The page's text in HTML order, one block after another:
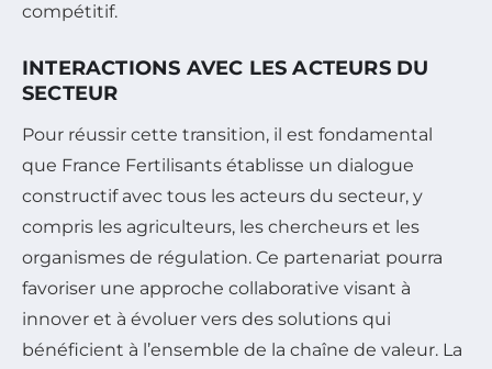
compétitif.
INTERACTIONS AVEC LES ACTEURS DU
SECTEUR
Pour réussir cette transition, il est fondamental
que France Fertilisants établisse un dialogue
constructif avec tous les acteurs du secteur, y
compris les agriculteurs, les chercheurs et les
organismes de régulation. Ce partenariat pourra
favoriser une approche collaborative visant à
innover et à évoluer vers des solutions qui
bénéficient à l’ensemble de la chaîne de valeur. La